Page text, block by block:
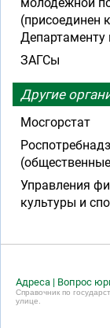
(присоединен к
Департаменту
ЗАГСы
Другие
Мосгорстат
Управления
культуры и
Адреса | Вопрос
Справочник по
улице.